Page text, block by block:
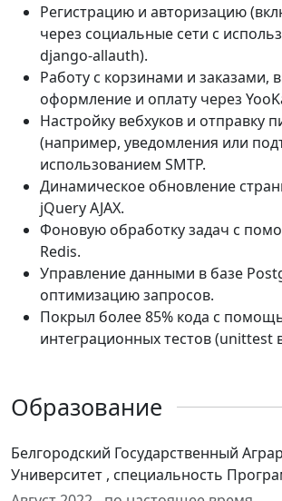
Регистрацию и авторизацию
через социальные сети с
django-allauth).
Работу с корзинами и заказами,
оформление и оплату через
Настройку вебхуков и отправку
(например, уведомления или
использованием SMTP.
Динамическое обновление
jQuery AJAX.
Фоновую обработку задач с
Redis.
Управление данными в базе
оптимизацию запросов.
Покрыл более 85% кода с
интеграционных тестов (unittest
Образование
Белгородский Государственный
Университет , специальность